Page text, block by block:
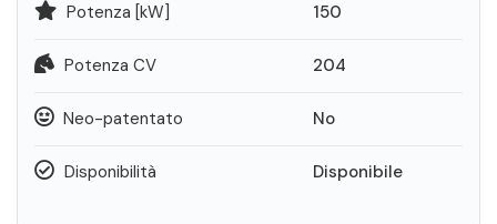
Potenza [kW] 150
Potenza CV 204
Neo-patentato No
Disponibilità Disponibile